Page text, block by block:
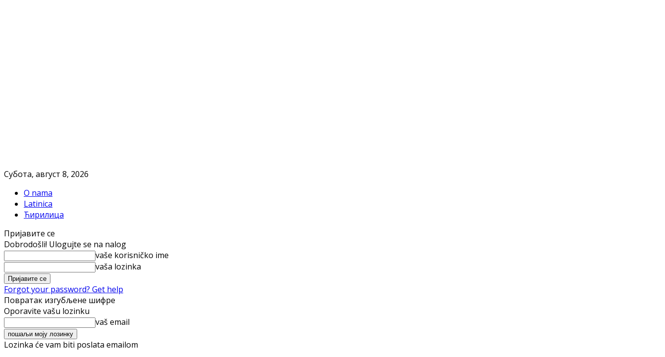
Субота, август 8, 2026
O nama
Latinica
Ћирилица
Пријавите се
Dobrodošli! Ulogujte se na nalog
vaše korisničko ime
vaša lozinka
Forgot your password? Get help
Повратак изгубљене шифре
Oporavite vašu lozinku
vaš email
Lozinka će vam biti poslata emailom